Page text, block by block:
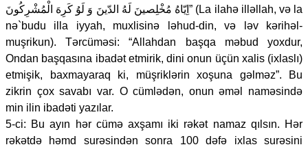
اِيّاهُ مُخْلِصينَ لَهُ الدّينَ وَ لَوُ كَرِهَ الْمُشْرِكُونَ” (La ilahə illəllah, və la
nə`budu illa iyyah, muxlisinə ləhud-din, və ləv kərihəl-
muşrikun). Tərcüməsi: “Allahdan başqa məbud yoxdur,
Ondan başqasına ibadət etmirik, dini onun üçün xalis (ixlaslı)
etmişik, baxmayaraq ki, müşriklərin xoşuna gəlməz”. Bu
zikrin çox savabı var. O cümlədən, onun əməl naməsində
min ilin ibadəti yazılar.
5-ci: Bu ayın hər cümə axşamı iki rəkət namaz qılsın. Hər
rəkətdə həmd surəsindən sonra 100 dəfə ixlas surəsini